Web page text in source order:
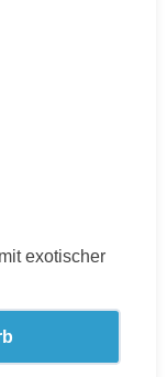
exotischer